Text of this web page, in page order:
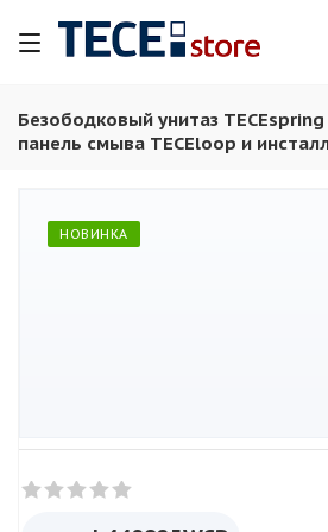
Безободковый унитаз
панель смыва TECEloop и
НОВИНКА